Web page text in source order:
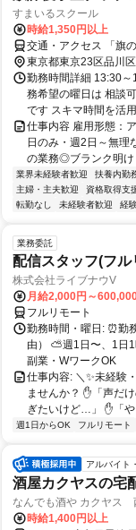
すまいるスクール
時給1,350円以上
交通・アクセス 「旗
東京都東京23区品川区
勤務時間詳細 13:30
務希望の曜日は 相談
です スキマ時間を活
仕事内容 雇用形態：
日のみ・週2日～無理
の業務◎ブランク明け
業界未経験者歓迎 扶養内勤
主婦・主夫歓迎
資格取得支
転勤なし
未経験者歓迎 経
業務委託
配信スタッフ(フル
株式会社ライブナウV
月給2,000円～
フルリモート
勤務時間・曜日: ⏰勤
由） ⛅週1日〜、1日
副業・WワークOK
仕事内容: ＼✨未経験
ませんか？ ✋「声だ
ぎたいけど…」 ✋「
週1日からOK フルリモート
アルバイト
酒屋カクヤスの宅
なんでも酒や カクヤス
時給1,400円以上